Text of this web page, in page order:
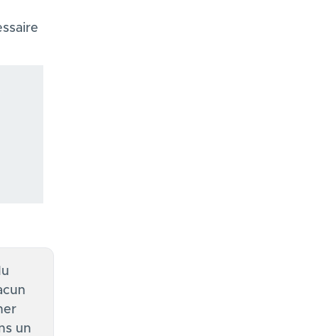
un